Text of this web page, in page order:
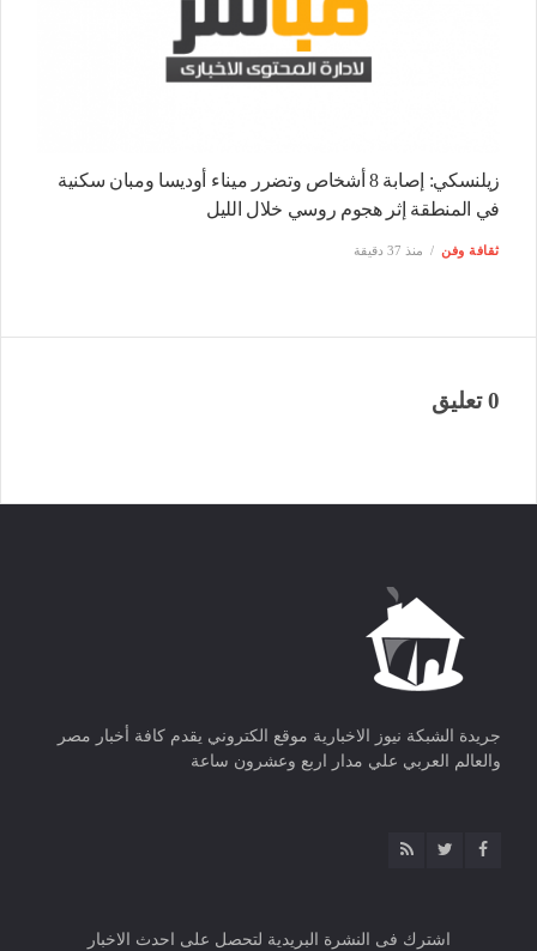
زيلنسكي: إصابة 8 أشخاص وتضرر ميناء أوديسا ومبان سكنية
في المنطقة إثر هجوم روسي خلال الليل
ثقافة وفن منذ 37 دقيقة
0 تعليق
جريدة الشبكة نيوز الاخبارية موقع الكتروني يقدم كافة أخبار مصر
والعالم العربي علي مدار اربع وعشرون ساعة
اشترك فى النشرة البريدية لتحصل على احدث الاخبار